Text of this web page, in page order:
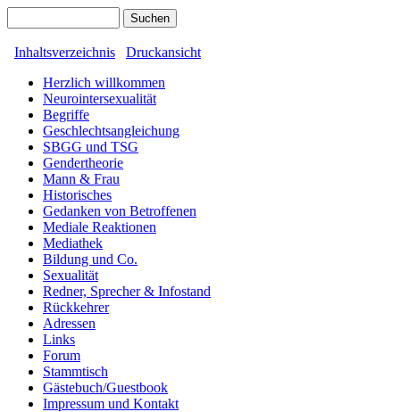
Inhaltsverzeichnis
Druckansicht
Herzlich willkommen
Neurointersexualität
Begriffe
Geschlechtsangleichung
SBGG und TSG
Gendertheorie
Mann & Frau
Historisches
Gedanken von Betroffenen
Mediale Reaktionen
Mediathek
Bildung und Co.
Sexualität
Redner, Sprecher & Infostand
Rückkehrer
Adressen
Links
Forum
Stammtisch
Gästebuch/Guestbook
Impressum und Kontakt